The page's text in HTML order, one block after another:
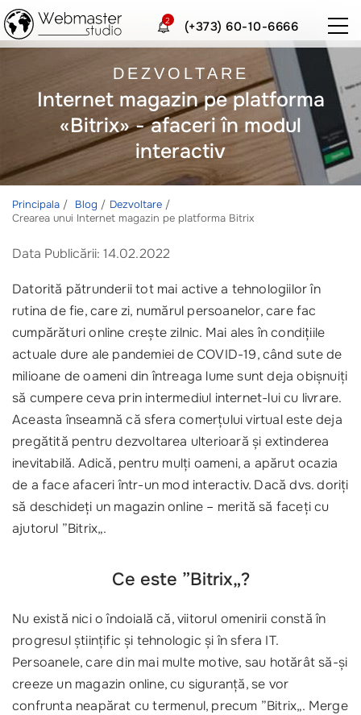
(+373) 60-10-6666
2
DEZVOLTARE
Internet magazin pe platforma
«Bitrix» - afaceri în modul
interactiv
Principala Blog
Dezvoltare
Crearea unui Internet magazin pe platforma Bitrix
Data Publicării: 14.02.2022
Datorită pătrunderii tot mai active a tehnologiilor în
rutina de fie, care zi, numărul persoanelor, care fac
cumpărături online crește zilnic. Mai ales în condițiile
actuale dure ale pandemiei de COVID-19, când sute de
milioane de oameni din întreaga lume sunt deja obișnuiți
să cumpere ceva prin intermediul internet-lui cu livrare.
Aceasta înseamnă că sfera comerțului virtual este deja
pregătită pentru dezvoltarea ulterioară și extinderea
inevitabilă. Adică, pentru mulți oameni, a apărut ocazia
de a face afaceri într-un mod interactiv. Dacă dvs. doriți
să deschideți un magazin online – merită să faceți cu
ajutorul ”Bitrix„.
Ce este ”Bitrix„?
Nu există nici o îndoială că, viitorul omenirii constă în
progresul științific și tehnologic și în sfera IT.
Persoanele, care din mai multe motive, sau hotărât să-și
creeze un magazin online, cu siguranță, se vor
confrunta neapărat cu termenul, precum ”Bitrix„. Merge